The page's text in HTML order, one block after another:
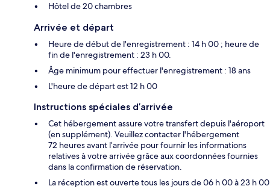
Hôtel de 20 chambres
Arrivée et départ
Heure de début de l'enregistrement : 14 h 00 ; heure de
fin de l'enregistrement : 23 h 00.
Âge minimum pour effectuer l'enregistrement : 18 ans
L'heure de départ est 12 h 00
Instructions spéciales d’arrivée
Cet hébergement assure votre transfert depuis l'aéroport
(en supplément). Veuillez contacter l'hébergement
72 heures avant l’arrivée pour fournir les informations
relatives à votre arrivée grâce aux coordonnées fournies
dans la confirmation de réservation.
La réception est ouverte tous les jours de 06 h 00 à 23 h 00